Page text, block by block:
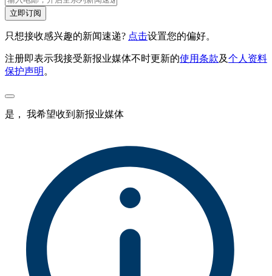
立即订阅
只想接收感兴趣的新闻速递? 点击设置您的偏好。
注册即表示我接受新报业媒体不时更新的使用条款及个人资料
保护声明 。
是， 我希望收到新报业媒体